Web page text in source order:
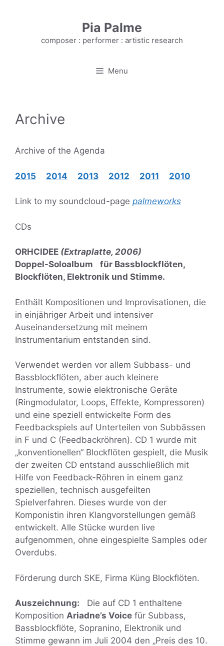
Pia Palme
composer : performer : artistic research
Menu
Archive
Archive of the Agenda
2015 2014 2013 2012 2011 2010
Link to my soundcloud-page palmeworks
CDs
ORHCIDEE (Extraplatte, 2006)
Doppel-Soloalbum für Bassblockflöten,
Blockflöten, Elektronik und Stimme.
Enthält Kompositionen und Improvisationen, die
in einjähriger Arbeit und intensiver
Auseinandersetzung mit meinem
Instrumentarium entstanden sind.
Verwendet werden vor allem Subbass- und
Bassblockflöten, aber auch kleinere
Instrumente, sowie elektronische Geräte
(Ringmodulator, Loops, Effekte, Kompressoren)
und eine speziell entwickelte Form des
Feedbackspiels auf Unterteilen von Subbässen
in F und C (Feedbackröhren). CD 1 wurde mit
„konventionellen“ Blockflöten gespielt, die Musik
der zweiten CD entstand ausschließlich mit
Hilfe von Feedback-Röhren in einem ganz
speziellen, technisch ausgefeilten
Spielverfahren. Dieses wurde von der
Komponistin ihren Klangvorstellungen gemäß
entwickelt. Alle Stücke wurden live
aufgenommen, ohne eingespielte Samples oder
Overdubs.
Förderung durch SKE, Firma Küng Blockflöten.
Auszeichnung: Die auf CD 1 enthaltene
Komposition Ariadne’s Voice für Subbass,
Bassblockflöte, Sopranino, Elektronik und
Stimme gewann im Juli 2004 den „Preis des 10.